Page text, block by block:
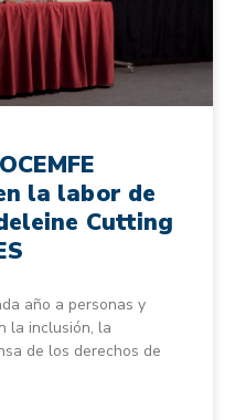
la labor de
Cutting
año a personas y
la inclusión, la
de los derechos de